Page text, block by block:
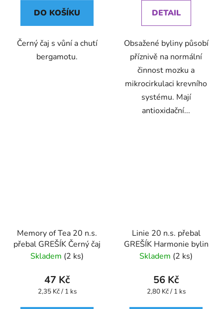
DO KOŠÍKU
Černý čaj s vůní a chutí
bergamotu.
DETAIL
Obsažené byliny působí
příznivě na normální
činnost mozku a
mikrocirkulaci krevního
systému. Mají
antioxidační...
Memory of Tea 20 n.s.
přebal GREŠÍK Černý čaj
Skladem (2 ks)
47 Kč
Měrná
2,35 Kč / 1 ks
Linie 20 n.s. přebal
GREŠÍK Harmonie bylin
Skladem (2 ks)
56 Kč
Měrná
2,80 Kč / 1 ks